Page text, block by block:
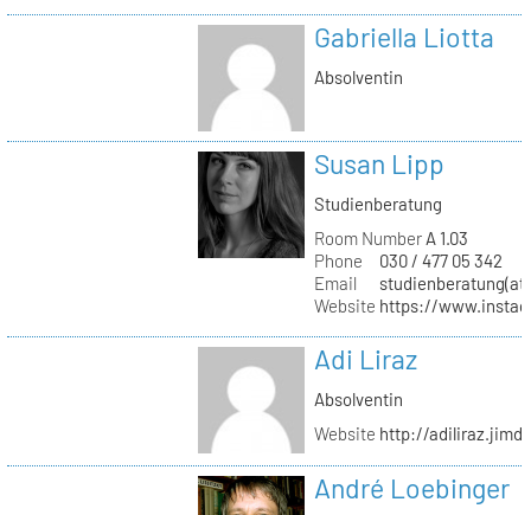
Gabriella Liotta
Absolventin
Susan Lipp
Studienberatung
Room NumberA 1.03
Phone
030 / 477 05 342
Email
Website https://
Adi Liraz
Absolventin
Website http://
André Loebinger